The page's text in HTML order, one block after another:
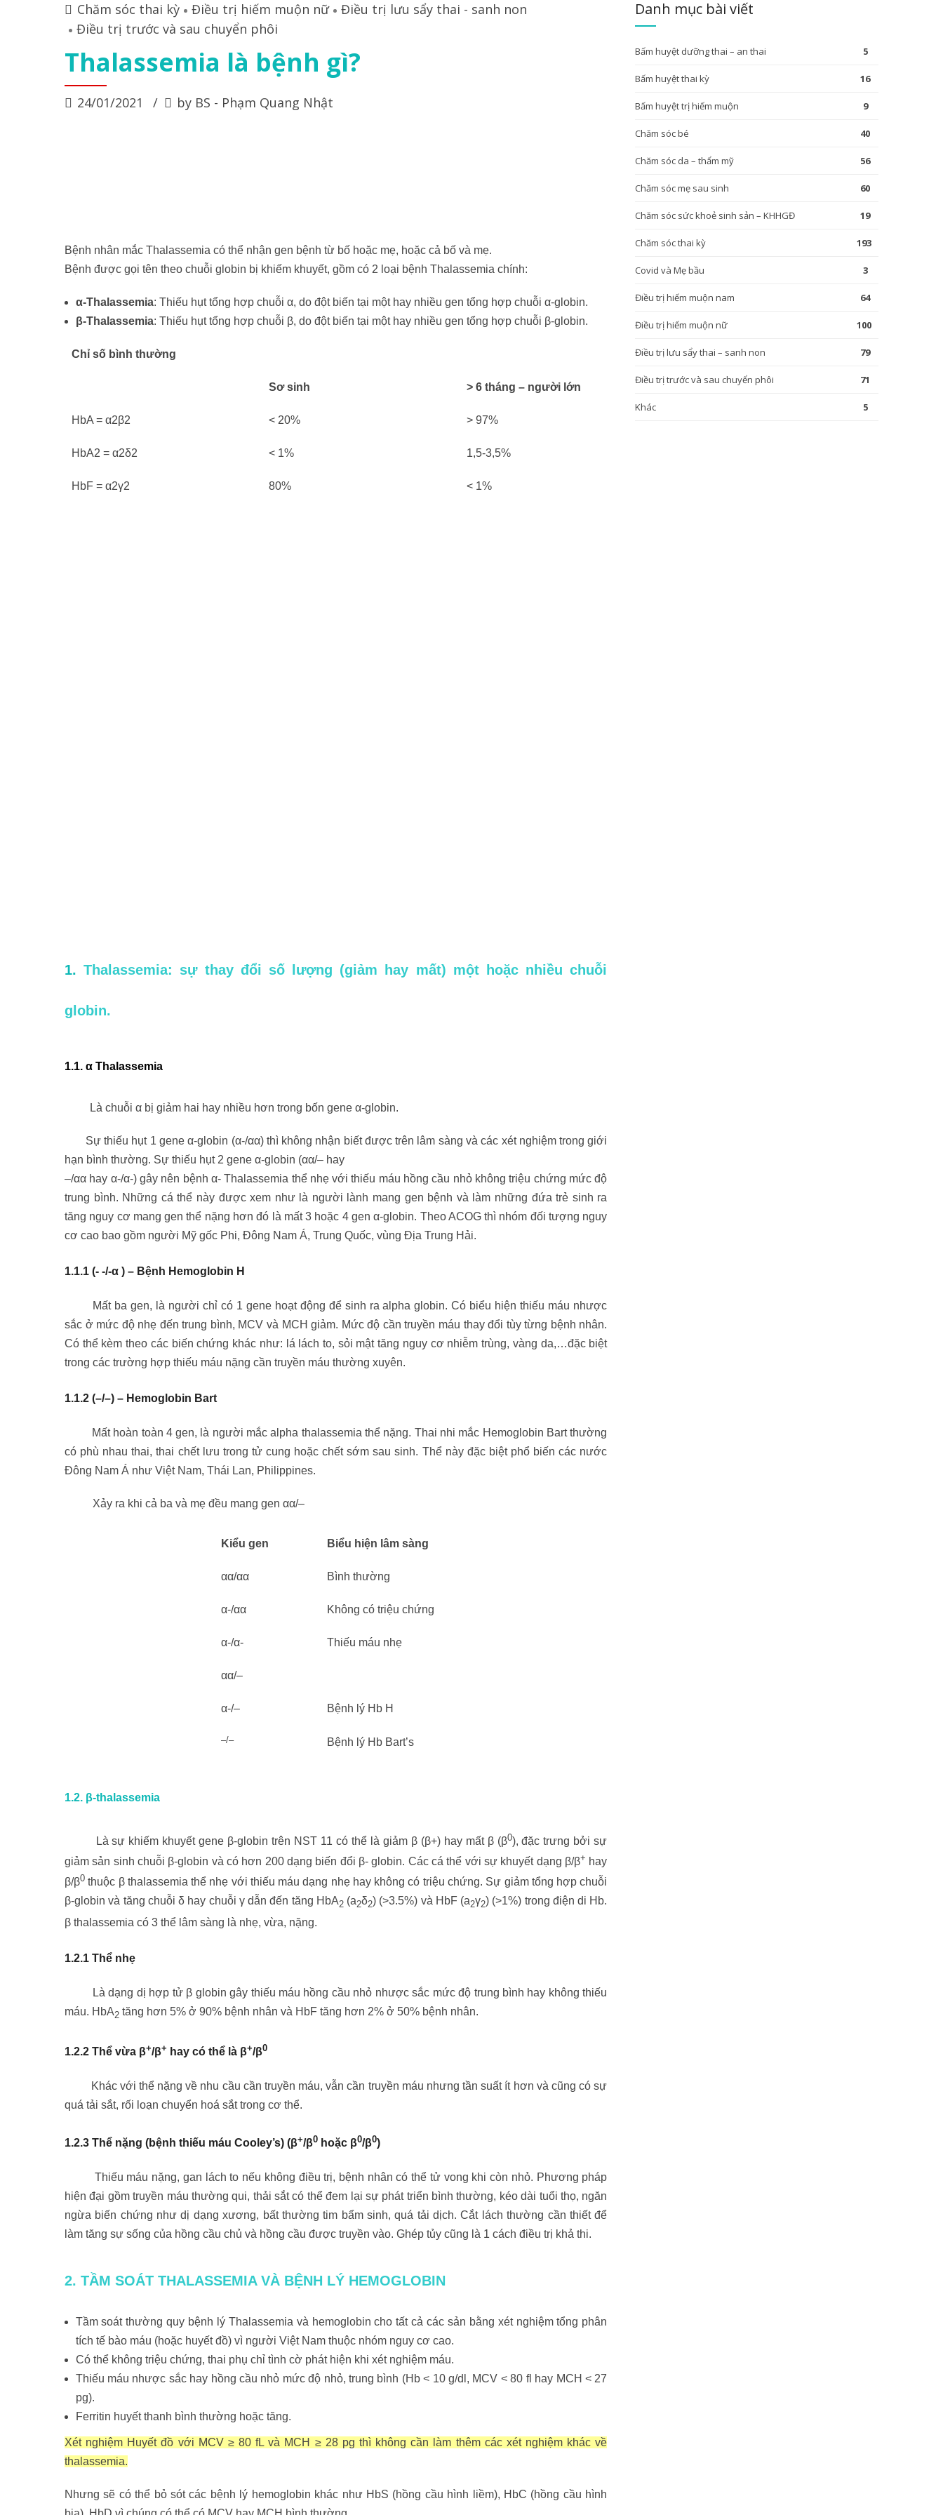
Chăm sóc thai kỳ Điều trị hiếm muộn nữ
Điều trị lưu sẩy thai - sanh non
Điều trị trước và sau chuyển phôi
Thalassemia là bệnh gì?
24/01/2021 by BS - Phạm Quang Nhật
Bệnh nhân mắc Thalassemia có thể nhận gen bệnh từ bố hoặc mẹ, hoặc cả bố và mẹ.
Bệnh được gọi tên theo chuỗi globin bị khiếm khuyết, gồm có 2 loại bệnh Thalassemia chính:
α-Thalassemia: Thiếu hụt tổng hợp chuỗi α, do đột biến tại một hay nhiều gen tổng hợp chuỗi α-globin.
β-Thalassemia: Thiếu hụt tổng hợp chuỗi β, do đột biến tại một hay nhiều gen tổng hợp chuỗi β-globin.
Chỉ số bình thường
Sơ sinh > 6 tháng – người lớn
HbA = α2β2 < 20% > 97%
HbA2 = α2δ2 < 1% 1,5-3,5%
HbF = α2γ2 80% < 1%
1.Thalassemia: sự thay đổi số lượng (giảm hay mất) một hoặc nhiều chuỗi
globin.
1.1. α Thalassemia
Là chuỗi α bị giảm hai hay nhiều hơn trong bốn gene α-globin.
Sự thiếu hụt 1 gene α-globin (α-/αα) thì không nhận biết được trên lâm sàng và các xét nghiệm trong giới
hạn bình thường. Sự thiếu hụt 2 gene α-globin (αα/– hay
–/αα hay α-/α-) gây nên bệnh α- Thalassemia thể nhẹ với thiếu máu hồng cầu nhỏ không triệu chứng mức độ
trung bình. Những cá thể này được xem như là người lành mang gen bệnh và làm những đứa trẻ sinh ra
tăng nguy cơ mang gen thể nặng hơn đó là mất 3 hoặc 4 gen α-globin. Theo ACOG thì nhóm đối tượng nguy
cơ cao bao gồm người Mỹ gốc Phi, Đông Nam Á, Trung Quốc, vùng Địa Trung Hải.
1.1.1 (- -/-α ) – Bệnh Hemoglobin H
Mất ba gen, là người chỉ có 1 gene hoạt động để sinh ra alpha globin. Có biểu hiện thiếu máu nhược
sắc ở mức độ nhẹ đến trung bình, MCV và MCH giảm. Mức độ cần truyền máu thay đổi tùy từng bệnh nhân.
Có thể kèm theo các biến chứng khác như: lá lách to, sỏi mật tăng nguy cơ nhiễm trùng, vàng da,…đặc biệt
trong các trường hợp thiếu máu nặng cần truyền máu thường xuyên.
1.1.2 (–/–) – Hemoglobin Bart
Mất hoàn toàn 4 gen, là người mắc alpha thalassemia thể nặng. Thai nhi mắc Hemoglobin Bart thường
có phù nhau thai, thai chết lưu trong tử cung hoặc chết sớm sau sinh. Thể này đặc biệt phổ biến các nước
Đông Nam Á như Việt Nam, Thái Lan, Philippines.
Xảy ra khi cả ba và mẹ đều mang gen αα/–
Kiểu gen Biểu hiện lâm sàng
αα/αα Bình thường
α-/αα Không có triệu chứng
α-/α- Thiếu máu nhẹ
αα/–
α-/– Bệnh lý Hb H
–/– Bệnh lý Hb Bart’s
1.2. β-thalassemia
Là sự khiếm khuyết gene β-globin trên NST 11 có thể là giảm β (β+) hay mất β (β0), đặc trưng bởi sự
giảm sản sinh chuỗi β-globin và có hơn 200 dạng biến đổi β- globin. Các cá thể với sự khuyết dạng β/β+ hay
β/β0 thuộc β thalassemia thể nhẹ với thiếu máu dạng nhẹ hay không có triệu chứng. Sự giảm tổng hợp chuỗi
β-globin và tăng chuỗi δ hay chuỗi γ dẫn đến tăng HbA2(a2δ2) (>3.5%) và HbF (a2γ2) (>1%) trong điện di Hb.
β thalassemia có 3 thể lâm sàng là nhẹ, vừa, nặng.
1.2.1 Thể nhẹ
Là dạng dị hợp tử β globin gây thiếu máu hồng cầu nhỏ nhược sắc mức độ trung bình hay không thiếu
máu. HbA2 tăng hơn 5% ở 90% bệnh nhân và HbF tăng hơn 2% ở 50% bệnh nhân.
1.2.2 Thể vừa β+/β+ hay có thể là β+/β0
Khác với thể nặng về nhu cầu cần truyền máu, vẫn cần truyền máu nhưng tần suất ít hơn và cũng có sự
quá tải sắt, rối loạn chuyển hoá sắt trong cơ thể.
1.2.3 Thể nặng (bệnh thiếu máu Cooley’s) (β+/β0 hoặc β0/β0)
Thiếu máu nặng, gan lách to nếu không điều trị, bệnh nhân có thể tử vong khi còn nhỏ. Phương pháp
hiện đại gồm truyền máu thường qui, thải sắt có thể đem lại sự phát triển bình thường, kéo dài tuổi thọ, ngăn
ngừa biến chứng như dị dạng xương, bất thường tim bẩm sinh, quá tải dịch. Cắt lách thường cần thiết để
làm tăng sự sống của hồng cầu chủ và hồng cầu được truyền vào. Ghép tủy cũng là 1 cách điều trị khả thi.
2. TẦM SOÁT THALASSEMIA VÀ BỆNH LÝ HEMOGLOBIN
Tầm soát thường quy bệnh lý Thalassemia và hemoglobin cho tất cả các sản bằng xét nghiệm tổng phân
tích tế bào máu (hoặc huyết đồ) vì người Việt Nam thuộc nhóm nguy cơ cao.
Có thể không triệu chứng, thai phụ chỉ tình cờ phát hiện khi xét nghiệm máu.
Thiếu máu nhược sắc hay hồng cầu nhỏ mức độ nhỏ, trung bình (Hb < 10 g/dl, MCV < 80 fl hay MCH < 27
pg).
Ferritin huyết thanh bình thường hoặc tăng.
Xét nghiệm Huyết đồ với MCV ≥ 80 fL và MCH ≥ 28 pg thì không cần làm thêm các xét nghiệm khác về
thalassemia.
Nhưng sẽ có thể bỏ sót các bệnh lý hemoglobin khác như HbS (hồng cầu hình liềm), HbC (hồng cầu hình
Danh mục bài viết
Bấm huyệt dưỡng thai – an thai 5
Bấm huyệt thai kỳ 16
Bấm huyệt trị hiếm muộn 9
Chăm sóc bé 40
Chăm sóc da – thẩm mỹ 56
Chăm sóc mẹ sau sinh 60
Chăm sóc sức khoẻ sinh sản – KHHGĐ 19
Chăm sóc thai kỳ 193
Covid và Mẹ bầu 3
Điều trị hiếm muộn nam 64
Điều trị hiếm muộn nữ 100
Điều trị lưu sẩy thai – sanh non 79
Điều trị trước và sau chuyển phôi 71
Khác 5